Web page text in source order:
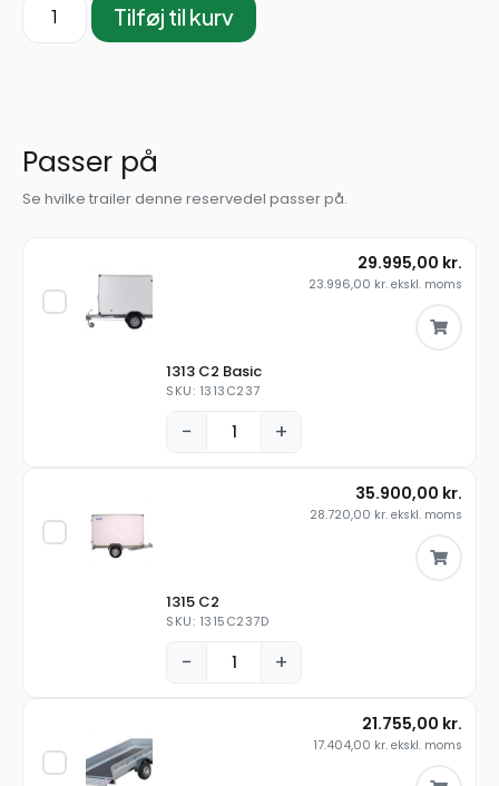
Tilføj til kurv
Passer på
Se hvilke trailer denne reservedel passer på.
1313 C2 Basic
SKU: 1313C237
− +
29.995,00 kr.
23.996,00 kr. ekskl. moms
1315 C2
SKU: 1315C237D
− +
35.900,00 kr.
28.720,00 kr. ekskl. moms
21.755,00 kr.
17.404,00 kr. ekskl. moms